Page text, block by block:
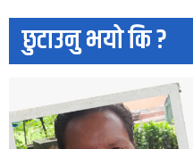
छुटाउनु भयो कि ?